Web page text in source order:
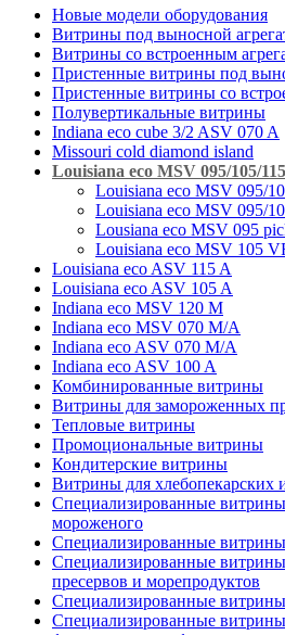
Новые модели оборудования
Витрины под выносной
Витрины со встроенным
Пристенные витрины под
Пристенные витрины со
Полувертикальные витрины
Indiana eco cube 3/2 ASV 070 A
Missouri cold diamond island
Louisiana eco MSV 095/105/
Louisiana eco MSV 095/
Louisiana eco MSV 095/
Lousiana eco MSV 095
Louisiana eco MSV 105
Louisiana eco ASV 115 A
Louisiana eco ASV 105 A
Indiana eco MSV 120 M
Indiana eco MSV 070 M/A
Indiana eco ASV 070 M/A
Indiana eco ASV 100 A
Комбинированные витрины
Витрины для замороженных
Тепловые витрины
Промоциональные витрины
Кондитерские витрины
Витрины для хлебопекарских
Специализированные
мороженого
Специализированные
Специализированные
пресервов и морепродуктов
Специализированные
Специализированные